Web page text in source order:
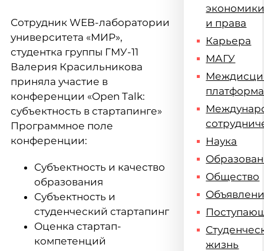
Сотрудник WEB-лаборатории
университета «МИР»,
студентка группы ГМУ-11
Валерия Красильникова
приняла участие в
конференции «Open Talk:
субъектность в стартапинге»
Программное поле
конференции:
Субъектность и качество
образования
Субъектность и
студенческий стартапинг
Оценка стартап-
компетенций
и права
Карьера
МАГУ
платформа
Наука
Общество
жизнь